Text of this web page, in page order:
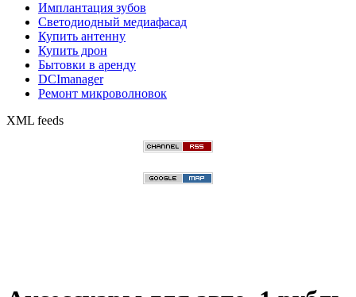
Имплантация зубов
Светодиодный медиафасад
Купить антенну
Купить дрон
Бытовки в аренду
DCImanager
Ремонт микроволновок
XML feeds